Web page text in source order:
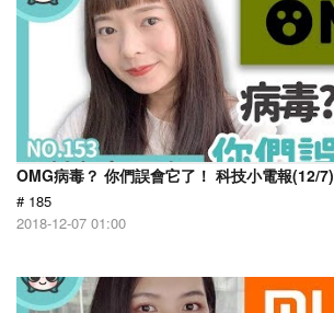
OMG病毒？ 你們誤會它了！ 科技小電報(12/7)
# 185
2018-12-07 01:00